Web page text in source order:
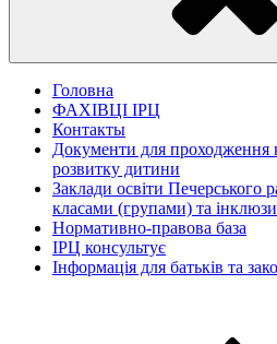
Головна
ФАХІВЦІ ІРЦ
Контакты
Документи для проходження
розвитку дитини
Заклади освіти Печерського
класами (групами) та
Нормативно-правова база
ІРЦ консультує
Інформація для батьків та